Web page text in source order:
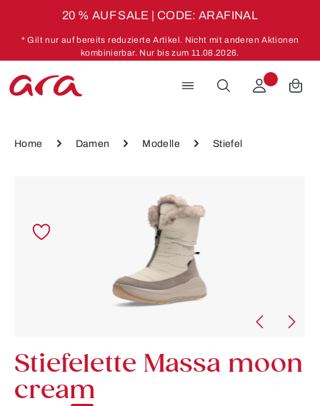
20 % AUF SALE | CODE: ARAFINAL
* Gilt nur auf bereits reduzierte Artikel. Nicht mit anderen Aktionen
kombinierbar. Nur bis zum 11.08.2026.
Home Damen Modelle Stiefel
Stiefelette Massa moon
cream